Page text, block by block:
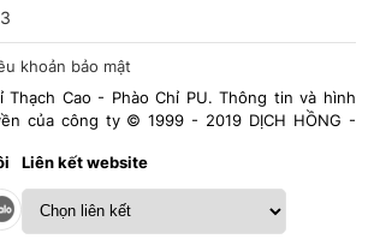
khoản bảo mật
Thạch Cao - Phào Chỉ PU. Thông tin và hình
của công ty © 1999 - 2019 DỊCH HỒNG -
Liên kết website